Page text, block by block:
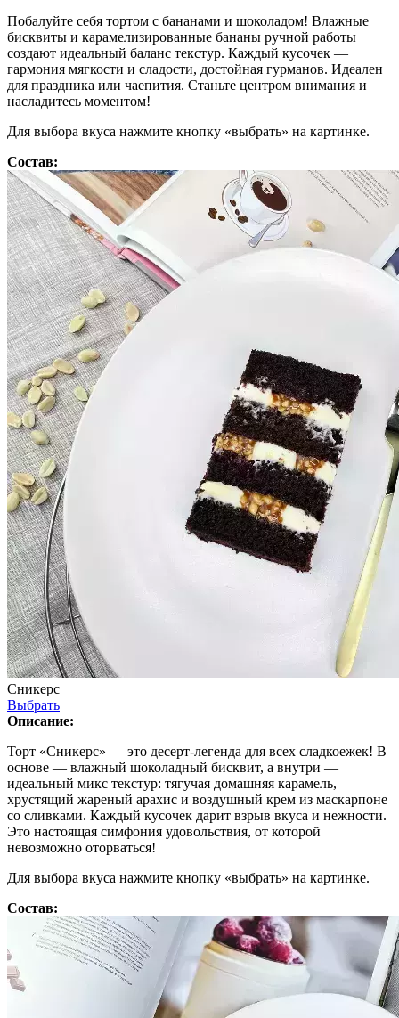
Побалуйте себя тортом с бананами и шоколадом! Влажные
бисквиты и карамелизированные бананы ручной работы
создают идеальный баланс текстур. Каждый кусочек —
гармония мягкости и сладости, достойная гурманов. Идеален
для праздника или чаепития. Станьте центром внимания и
насладитесь моментом!
Для выбора вкуса нажмите кнопку «выбрать» на картинке.
Состав:
Сникерс
Выбрать
Описание:
Торт «Сникерс» — это десерт-легенда для всех сладкоежек! В
основе — влажный шоколадный бисквит, а внутри —
идеальный микс текстур: тягучая домашняя карамель,
хрустящий жареный арахис и воздушный крем из маскарпоне
со сливками. Каждый кусочек дарит взрыв вкуса и нежности.
Это настоящая симфония удовольствия, от которой
невозможно оторваться!
Для выбора вкуса нажмите кнопку «выбрать» на картинке.
Состав: